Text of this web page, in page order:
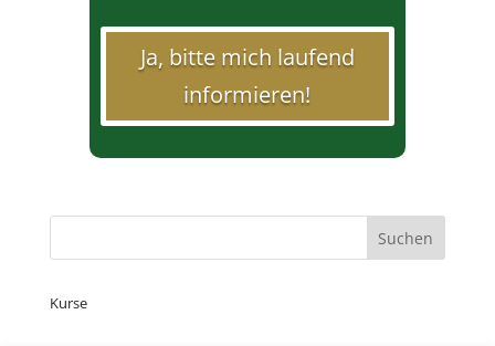
Ja, bitte mich laufend
informieren!
Kurse